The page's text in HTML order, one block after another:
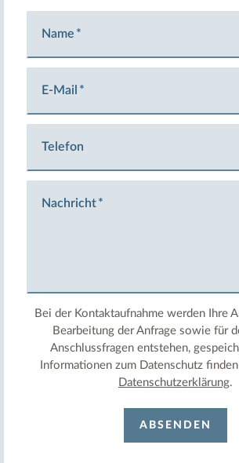
Name
E-Mail
Telefon
Nachricht
Bei der Kontaktaufnahme werden Ihre
Bearbeitung der Anfrage sowie für
Anschlussfragen entstehen,
Informationen zum Datenschutz
Datenschutzerklärung.
ABSENDEN